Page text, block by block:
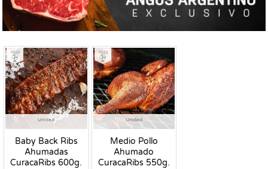
Unidad
Baby Back Ribs
Ahumadas
CuracaRibs 600g.
Fresco
Unidad
Medio Pollo
Ahumado
CuracaRibs 550g.
Fresco